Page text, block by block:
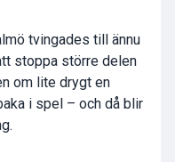
tvingades till ännu
stoppa större delen
om lite drygt en
i spel – och då blir